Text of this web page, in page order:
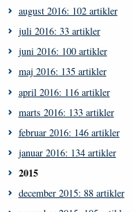
august 2016: 102 artikler
juli 2016: 33 artikler
juni 2016: 100 artikler
maj 2016: 135 artikler
april 2016: 116 artikler
marts 2016: 133 artikler
februar 2016: 146 artikler
januar 2016: 134 artikler
2015
december 2015: 88 artikler